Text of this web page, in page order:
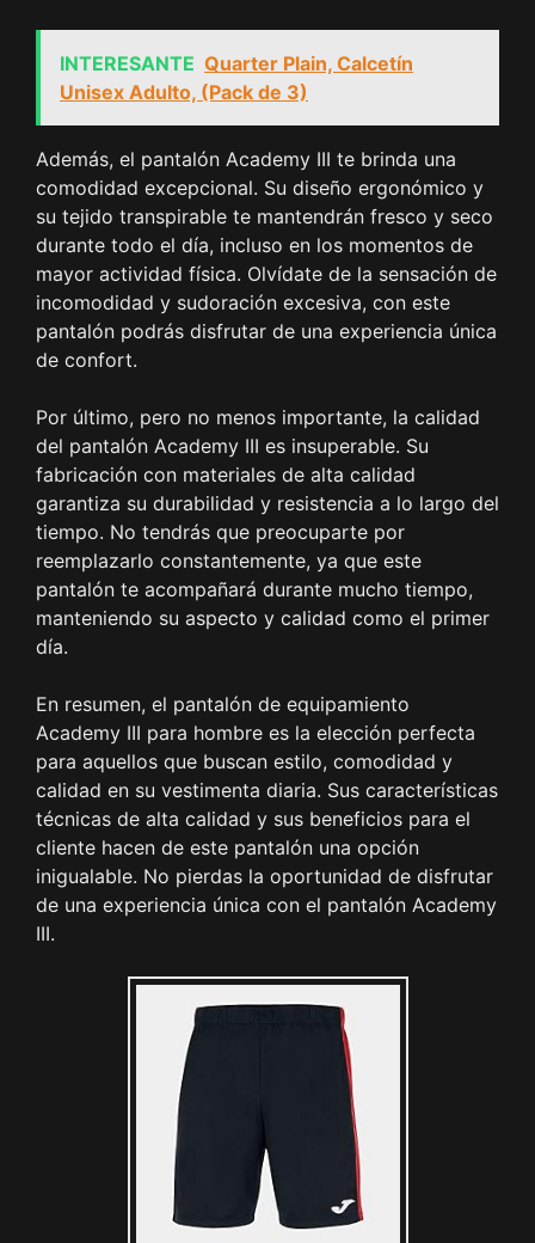
INTERESANTE Quarter Plain, Calcetín
Unisex Adulto, (Pack de 3)
Además, el pantalón Academy III te brinda una
comodidad excepcional. Su diseño ergonómico y
su tejido transpirable te mantendrán fresco y seco
durante todo el día, incluso en los momentos de
mayor actividad física. Olvídate de la sensación de
incomodidad y sudoración excesiva, con este
pantalón podrás disfrutar de una experiencia única
de confort.
Por último, pero no menos importante, la calidad
del pantalón Academy III es insuperable. Su
fabricación con materiales de alta calidad
garantiza su durabilidad y resistencia a lo largo del
tiempo. No tendrás que preocuparte por
reemplazarlo constantemente, ya que este
pantalón te acompañará durante mucho tiempo,
manteniendo su aspecto y calidad como el primer
día.
En resumen, el pantalón de equipamiento
Academy III para hombre es la elección perfecta
para aquellos que buscan estilo, comodidad y
calidad en su vestimenta diaria. Sus características
técnicas de alta calidad y sus beneficios para el
cliente hacen de este pantalón una opción
inigualable. No pierdas la oportunidad de disfrutar
de una experiencia única con el pantalón Academy
III.